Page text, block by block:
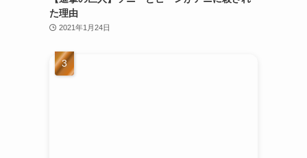
た理由
2021年1月24日